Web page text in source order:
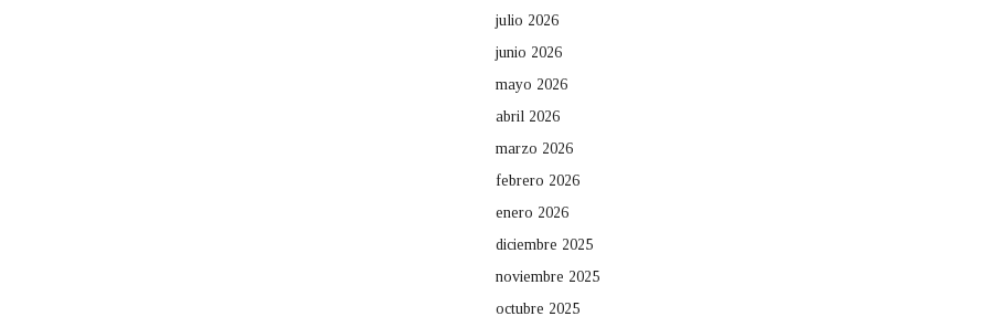
julio 2026
junio 2026
mayo 2026
abril 2026
marzo 2026
febrero 2026
enero 2026
diciembre 2025
noviembre 2025
octubre 2025